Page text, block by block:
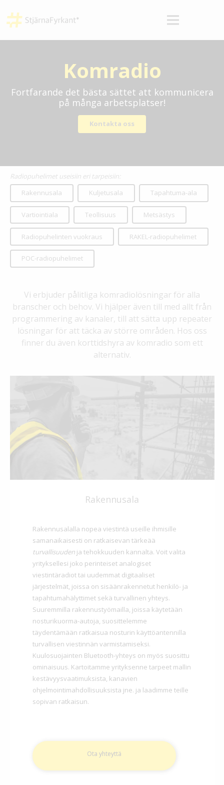
Komradio
Fortfarande det bästa sättet att kommunicera
på många arbetsplatser!
Kontakta oss
Radiopuhelimet useisiin eri tarpeisiin:
Rakennusala
Kuljetusala Tapahtuma-ala
Vartiointiala Teollisuus Metsästys
Radiopuhelinten vuokraus RAKEL-radiopuhelimet
POC-radiopuhelimet
Vi erbjuder pålitliga komradiolösningar för alla
branscher och behov. Vi hjälper även till med allt från
programmering av kanaler, till att sätta upp repeater
lösningar för att täcka av större områden. Hos oss
finner du även korttidshyra av komradio som ett
alternativ.
Rakennusala
Rakennusalalla nopea viestintä useille ihmisille
samanaikaisesti on ratkaisevan tärkeää
turvallisuudenja tehokkuuden kannalta. Voit valita
yrityksellesi joko perinteiset analogiset
viestintäradiot tai uudemmat digitaaliset
järjestelmät, joissa on sisäänrakennetut henkilö- ja
tapahtumahälyttimet sekä turvallinen yhteys.
Suuremmilla rakennustyömailla, joissa käytetään
nosturikuorma-autoja, suosittelemme
täydentämään ratkaisua nosturin käyttöantennilla
turvallisen viestinnän varmistamiseksi.
Kuulosuojainten Bluetooth-yhteys on myös suosittu
ominaisuus. Kartoitamme yrityksenne tarpeet mallin
kestävyysvaatimuksista, kanavien
ohjelmointimahdollisuuksista jne. ja laadimme teille
sopivan ratkaisun.
Ota yhteyttä